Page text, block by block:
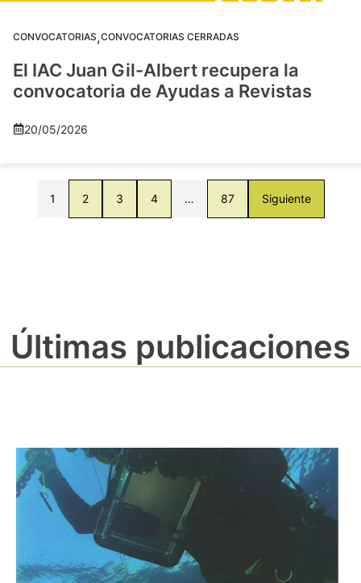
CONVOCATORIAS,CONVOCATORIAS CERRADAS
El IAC Juan Gil-Albert recupera la
convocatoria de Ayudas a Revistas
20/05/2026
1 2 3 4 … 87 Siguiente
Últimas publicaciones